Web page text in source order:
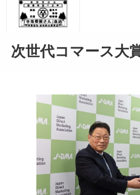
content
次世代コマース大